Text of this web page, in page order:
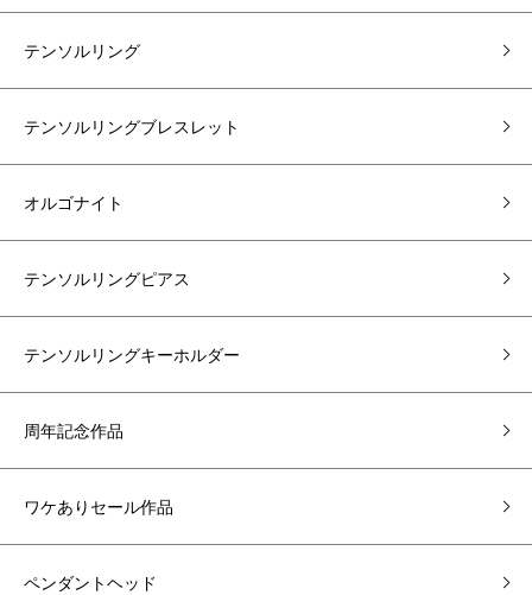
テンソルリング
テンソルリングブレスレット
オルゴナイト
テンソルリングピアス
テンソルリングキーホルダー
周年記念作品
ワケありセール作品
ペンダントヘッド